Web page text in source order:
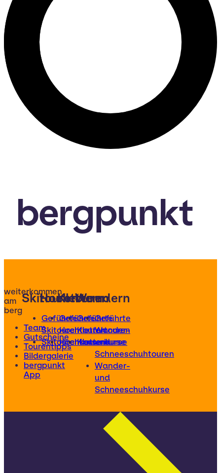
bergpunkt
weiterkommen
am
berg
Team
Gutscheine
Tourentipps
Bildergalerie
bergpunkt
App
Skitouren
Geführte
Skitouren
Skitourenkurse
Hochtouren
Geführte
Hochtouren
Hochtourenkurse
Klettern
Geführte
Klettertouren
Kletterkurse
Wandern
Geführte
Wander-
und
Schneeschuhtouren
Wander-
und
Schneeschuhkurse